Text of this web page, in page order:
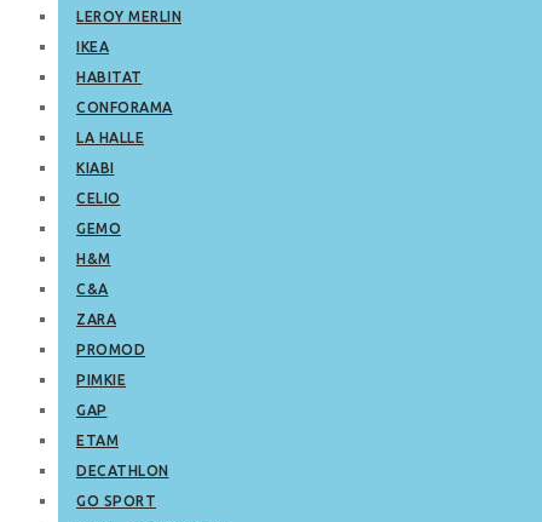
LEROY MERLIN
IKEA
HABITAT
CONFORAMA
LA HALLE
KIABI
CELIO
GEMO
H&M
C&A
ZARA
PROMOD
PIMKIE
GAP
ETAM
DECATHLON
GO SPORT